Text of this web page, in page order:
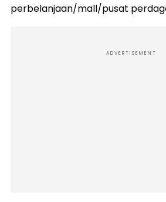
perbelanjaan/mall/pusat
ADVERTISEMENT